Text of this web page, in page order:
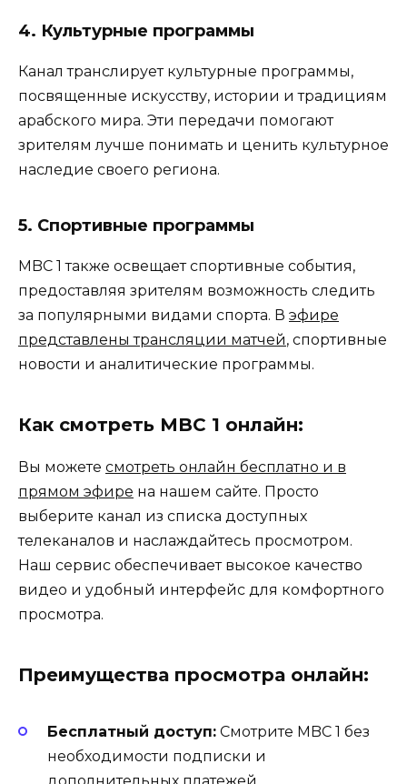
4. Культурные программы
Канал транслирует культурные программы,
посвященные искусству, истории и традициям
арабского мира. Эти передачи помогают
зрителям лучше понимать и ценить культурное
наследие своего региона.
5. Спортивные программы
MBC 1 также освещает спортивные события,
предоставляя зрителям возможность следить
за популярными видами спорта. В эфире
представлены трансляции матчей, спортивные
новости и аналитические программы.
Как смотреть MBC 1 онлайн:
Вы можете смотреть онлайн бесплатно и в
прямом эфире на нашем сайте. Просто
выберите канал из списка доступных
телеканалов и наслаждайтесь просмотром.
Наш сервис обеспечивает высокое качество
видео и удобный интерфейс для комфортного
просмотра.
Преимущества просмотра онлайн:
Бесплатный доступ: Смотрите MBC 1 без
необходимости подписки и
дополнительных платежей.